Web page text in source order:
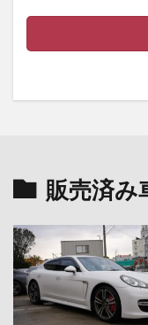
販売済み